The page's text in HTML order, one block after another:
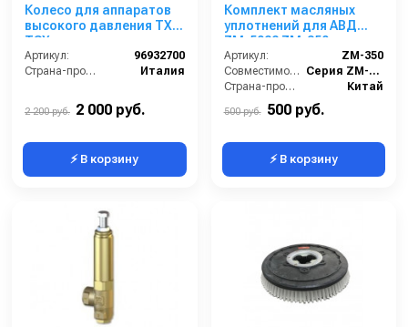
Колесо для аппаратов
высокого давления TX,
TSX
Артикул:
96932700
Страна-производитель:
Италия
2 200 руб. 2 000 руб.
⚡ В корзину
Комплект масляных
уплотнений для АВД
ZM-5022 ZM-350
Артикул:
ZM-350
Совместимость:
Серия ZM-5022 (помпа HP-1821)
Страна-производитель:
Китай
500 руб. 500 руб.
⚡ В корзину